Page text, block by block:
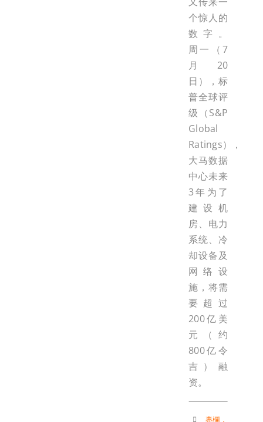
个惊人的
数字。
周一（7
月20
日），标
普全球评
级（S&P
Global
Ratings），
大马数据
中心未来
3年为了
建设机
房、电力
系统、冷
却设备及
网络设
施，将需
要超过
200亿美
元（约
800亿令
吉）融
资。
專欄 ，